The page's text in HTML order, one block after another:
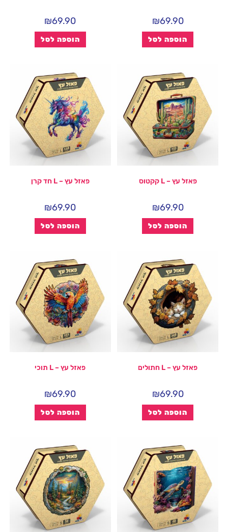
₪69.90
הוספה לסל
₪69.90
הוספה לסל
פאזל עץ – L קקטוס
₪69.90
הוספה לסל
פאזל עץ – L חד קרן
₪69.90
הוספה לסל
פאזל עץ – L חתולים
₪69.90
הוספה לסל
פאזל עץ – L תוכי
₪69.90
הוספה לסל